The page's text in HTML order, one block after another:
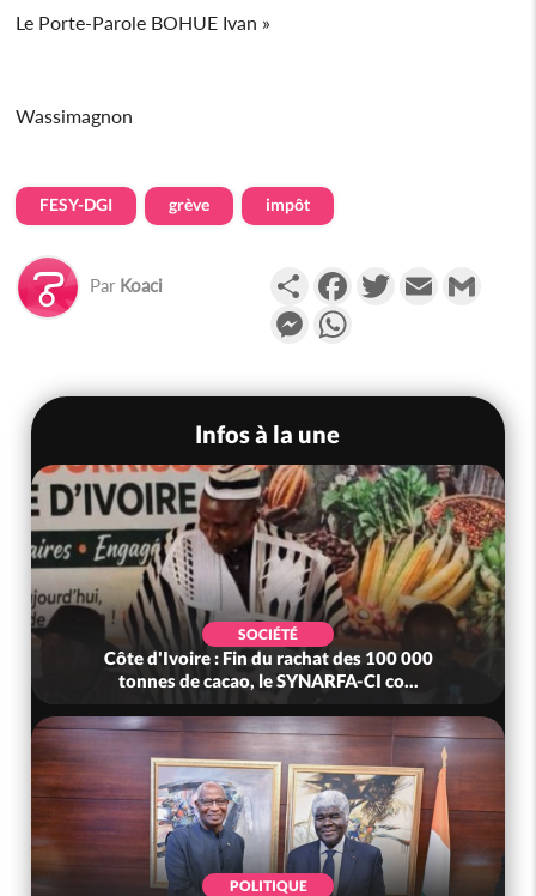
Le Porte-Parole BOHUE Ivan »
Wassimagnon
FESY-DGI grève impôt
Par Koaci PartagerFacebookTwitterEmail
Messenger
Infos à la une
SOCIÉTÉ
Côte d'Ivoire : Fin du rachat des 100 000
tonnes de cacao, le SYNARFA-CI co...
POLITIQUE